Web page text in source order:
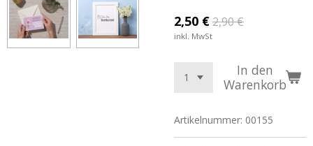
2,50 €2,90 €
inkl. MwSt
In den
Warenkorb
Artikelnummer: 00155